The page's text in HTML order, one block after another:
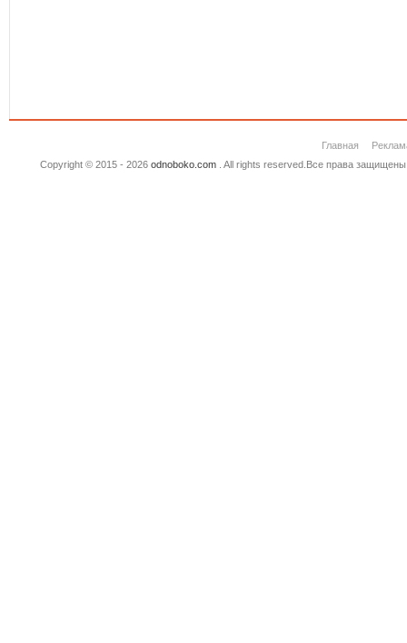
Главная
Copyright © 2015 - 2026 odnoboko.com. All rights reserved.Все права защищены.